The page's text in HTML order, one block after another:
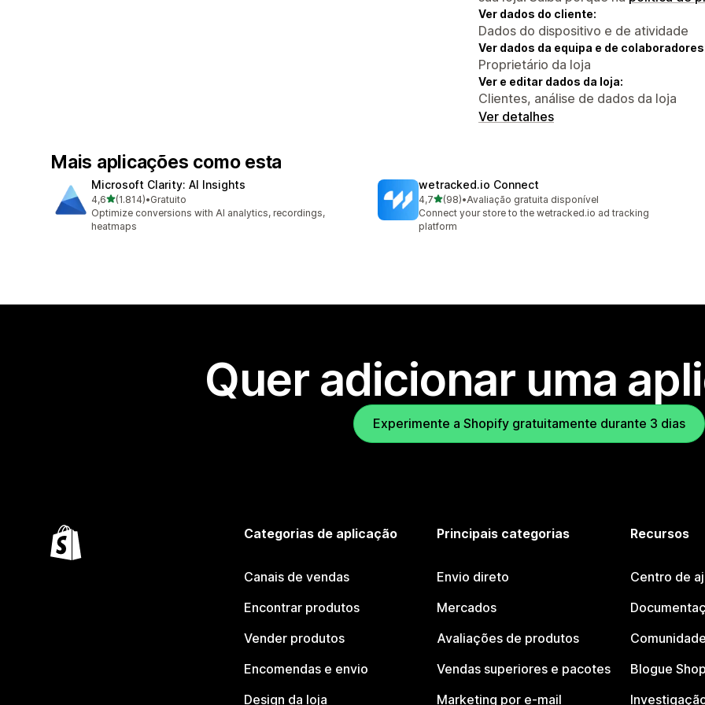
Ver dados do cliente:
Dados do dispositivo e de atividade
Ver dados da equipa e de
Proprietário da loja
Ver e editar dados da loja:
Clientes, análise de dados da loja
Ver detalhes
Mais aplicações como esta
Microsoft Clarity: AI Insights
4,6de 5 estrelas
(1.814)
1814 total de avaliações
•Gratuito
Optimize conversions with AI analytics, recordings,
heatmaps
wetracked.io Connect
4,7de 5 estrelas
(98)
98 total de avaliações
•Avaliação gratuita disponível
Connect your store to the wetracked.io ad tracking
platform
Quer adicionar uma
Experimente a Shopify gratuitamente durante 3 dias
Categorias de aplicação
Canais de vendas
Encontrar produtos
Vender produtos
Encomendas e envio
Design da loja
Principais categorias
Envio direto
Mercados
Avaliações de produtos
Vendas superiores e pacotes
Marketing por e-mail
Recursos
Centro de
Blogue